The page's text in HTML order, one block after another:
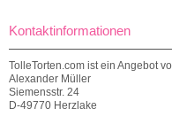
Kontaktinformationen
TolleTorten.com ist ein Angebot
Alexander Müller
Siemensstr. 24
D-49770 Herzlake